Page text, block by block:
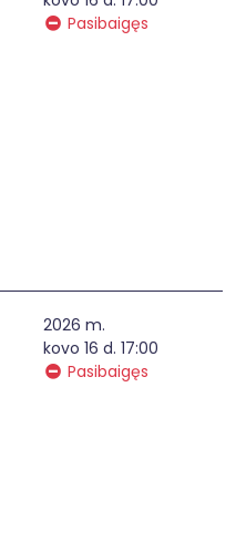
Pasibaigęs
2026 m.
kovo 16 d. 17:00
Pasibaigęs